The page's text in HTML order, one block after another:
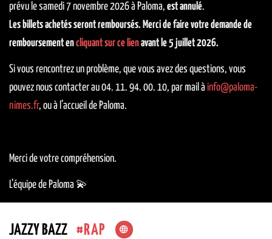
prévu le samedi 7 novembre 2026 à Paloma, est annulé.
Les billets achetés seront remboursés. Merci de faire votre demande de
remboursement encliquant sur ce lienavant le 5 juillet2026.
Si vous rencontrez un problème, que vous avez des questions, vous
pouvez nous contacter au 04. 11. 94. 00. 10, par mail à info@paloma-
nimes.fr, ou à l’accueil de Paloma.
Merci de votre compréhension.
L’équipe de Paloma 💫
JAZZY BAZZ RAP